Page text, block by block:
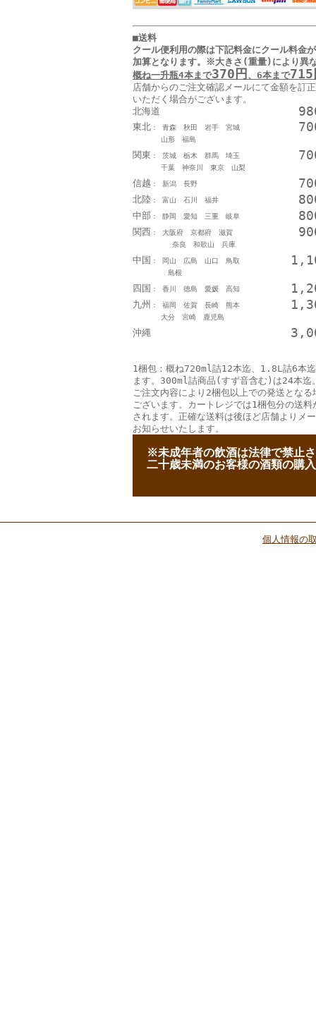
■送料
クール便利用の際は下記料金にクール料金が
加算となります。
※大きさ(重量)により異
概ね一升瓶4本まで370円、6本まで715
店舗からのご注文確認メールにて金額を訂
いただく場合がございます。
北海道
東北 ： 青森 秋田 岩手 宮城
山形 福島
関東 ： 茨城 栃木 群馬 埼玉
千葉 神奈川 東京 山梨
信越 ： 新潟 長野
北陸 ： 富山 石川 福井
中部 ： 静岡 愛知 三重 岐阜
関西 ： 大阪府 京都府 滋賀
奈良 和歌山 兵庫
中国 ： 岡山 広島 山口 鳥取
島根
四国 ： 香川 徳島 愛媛 高知
九州 ： 福岡 佐賀 長崎 熊本
大分 宮崎 鹿児島
沖縄
1梱包：概ね720ml詰12本迄、1.8L詰6本
ます。300ml詰商品(すず音含む)は24本迄
ご注文内容により2梱包以上での発送となる
ございます。カートレジでは1梱包分の送料
されます。正確な送料は後ほど店舗よりメ
お知らせいたします。
※未成年者の飲酒は法律で禁止
二十歳未満のお客様の酒類の購
個人情報の